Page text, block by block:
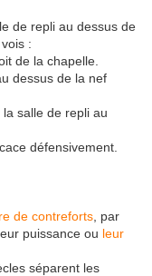
de repli au dessus de
:
de la chapelle.
dessus de la nef
la salle de repli au
défensivement.
de contreforts , par
puissance ou leur
séparent les